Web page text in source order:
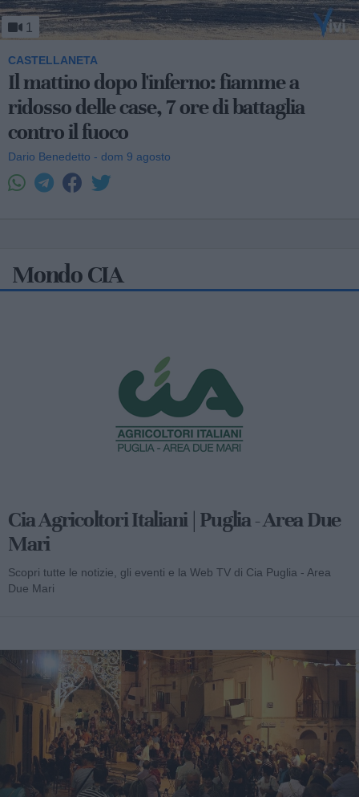
1
CASTELLANETA
Il mattino dopo l'inferno: fiamme a
ridosso delle case, 7 ore di battaglia
contro il fuoco
Dario Benedetto - dom 9 agosto
Mondo CIA
Cia Agricoltori Italiani | Puglia - Area Due
Mari
Scopri tutte le notizie, gli eventi e la Web TV di Cia Puglia - Area
Due Mari